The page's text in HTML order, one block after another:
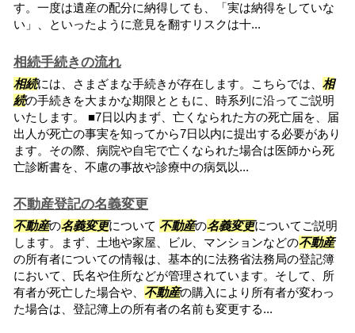
す。一度は遺産の配分に納得しても、「実は納得をしていな
い」、といったように意見を翻すリスクは十...
相続手続きの流れ
相続には、さまざまな手続きが存在します。こちらでは、 相
続の手続きを大まかな期限とともに、時系列に沿ってご説明
いたします。 ■7日以内まず、亡くなられた方の死亡届を、届
出人が死亡の事実を知ってから7日以内に提出する必要があり
ます。その際、病院や自宅で亡くなられた場合は医師から死
亡診断書を、不慮の事故や診療中の病気以...
不動産登記の名義変更
不動産の名義変更について 不動産の名義変更についてご説明
します。まず、土地や家屋、ビル、マンションなどの不動産
の所有者についての情報は、基本的に法務省法務局の登記簿
において、氏名や住所などが管理されています。そして、所
有者が死亡した場合や、 不動産の購入により所有者が変わっ
た場合は、登記簿上の所有者の名前も変更する...